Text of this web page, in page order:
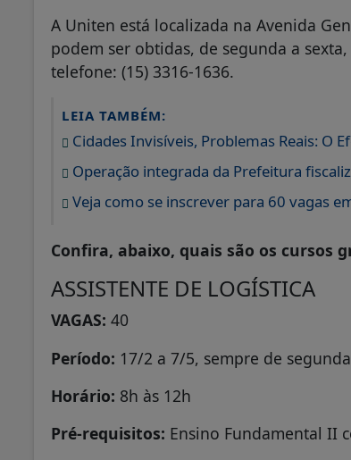
A Uniten está localizada na Avenida
podem ser obtidas, de segunda a
telefone: (15) 3316-1636.
LEIA TAMBÉM:
Cidades Invisíveis, Problemas Reais: O
Operação integrada da Prefeitura
Veja como se inscrever para 60 vagas
Confira, abaixo, quais são os cursos
ASSISTENTE DE LOGÍSTICA
VAGAS: 40
Período: 17/2 a 7/5, sempre de
Horário: 8h às 12h
Pré-requisitos: Ensino Fundamental II